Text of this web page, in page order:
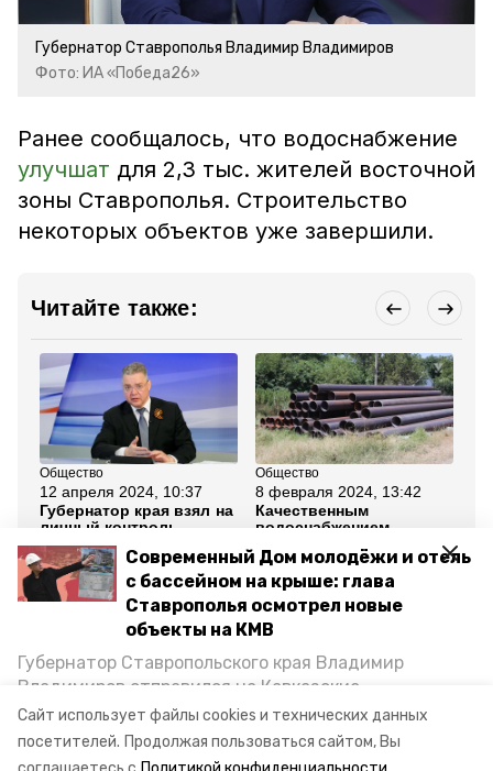
Сайт использует файлы cookies и технических данных
посетителей. Продолжая пользоваться сайтом, Вы
Современный Дом молодёжи и отель
с бассейном на крыше: глава
Ставрополья осмотрел новые
объекты на КМВ
Губернатор Ставропольского края Владимир
Владимиров отправился на Кавказские
Минеральные Воды, чтобы проинспектировать
строительство объектов в Кисловодске и
Минводах, а также выслушать предложения о
Губернатор Ставрополья Владимир Владимиров
Фото: ИА «Победа26»
Ранее сообщалось, что водоснабжение
улучшат для 2,3 тыс. жителей восточной
зоны Ставрополья. Строительство
некоторых объектов уже завершили.
Читайте также:
Общество
12 апреля 2024, 10:37
Губернатор края взял на
личный контроль
благоустройство села
Ульяновка
Общество
8 февраля 2024, 13:42
Качественным
водоснабжением
ставропольцев в 2023
году
Все новости
губернатор послание